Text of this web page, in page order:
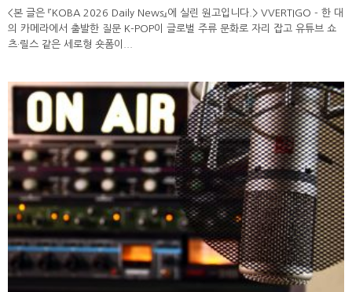
<본 글은 『KOBA 2026 Daily News』에 실린 원고입니다.> VVERTIGO - 한 대
의 카메라에서 출발한 질문 K-POP이 글로벌 주류 문화로 자리 잡고 유튜브 쇼
츠·릴스 같은 세로형 숏폼이...